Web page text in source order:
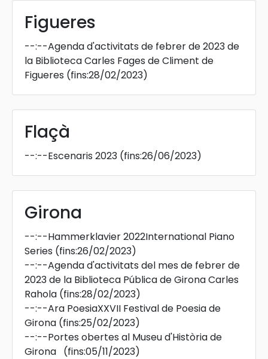
Figueres
--:--Agenda d'activitats de febrer de 2023 de
la Biblioteca Carles Fages de Climent de
Figueres (fins:28/02/2023)
Flaçà
--:--Escenaris 2023 (fins:26/06/2023)
Girona
--:--Hammerklavier 2022International Piano
Series (fins:26/02/2023)
--:--Agenda d'activitats del mes de febrer de
2023 de la Biblioteca Pública de Girona Carles
Rahola (fins:28/02/2023)
--:--Ara PoesiaXXVII Festival de Poesia de
Girona (fins:25/02/2023)
--:--Portes obertes al Museu d'Història de
Girona (fins:05/11/2023)